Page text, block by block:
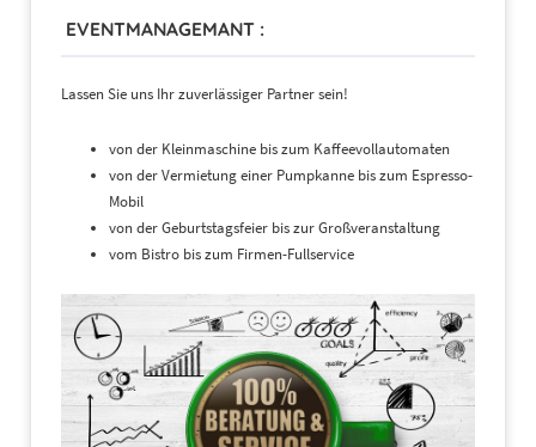
EVENTMANAGEMANT :
Lassen Sie uns Ihr zuverlässiger Partner sein!
von der Kleinmaschine bis zum Kaffeevollautomaten
von der Vermietung einer Pumpkanne bis zum Espresso-
Mobil
von der Geburtstagsfeier bis zur Großveranstaltung
vom Bistro bis zum Firmen-Fullservice